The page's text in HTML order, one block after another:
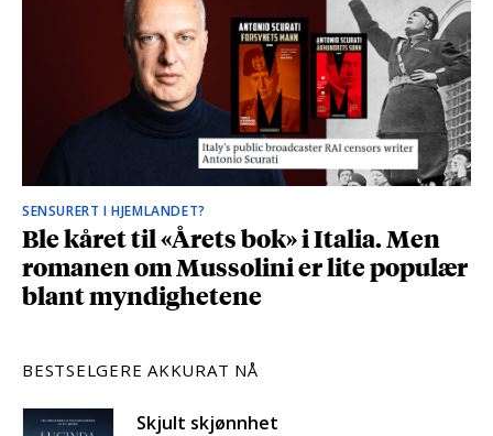
SENSURERT I HJEMLANDET?
Ble kåret til «Årets bok» i Italia. Men
romanen om Mussolini er lite populær
blant myndighetene
BESTSELGERE AKKURAT NÅ
Skjult skjønnhet